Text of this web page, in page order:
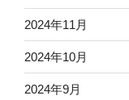
2024年11月
2024年10月
2024年9月